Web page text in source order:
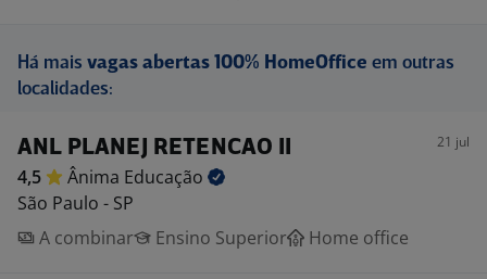
Há mais vagas abertas 100% HomeOffice em outras
localidades:
ANL PLANEJ RETENCAO II 21 jul
4,5 Ânima Educação
São Paulo - SP
A combinar
Ensino Superior Home office